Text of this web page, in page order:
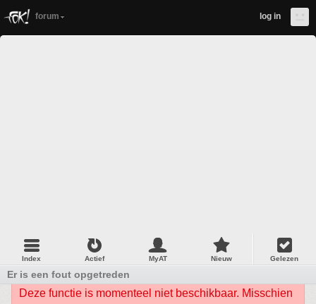
forum log in
Index Actief MyAT Nieuw Gelezen
Er is een fout opgetreden
Deze functie is momenteel niet beschikbaar. Misschien